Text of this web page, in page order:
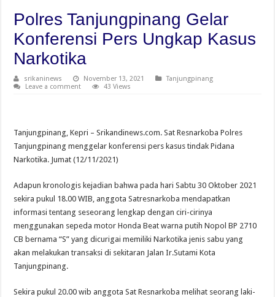
Polres Tanjungpinang Gelar
Konferensi Pers Ungkap Kasus
Narkotika
srikaninews November 13, 2021
Tanjungpinang
Leave a comment
43 Views
Tanjungpinang, Kepri – Srikandinews.com. Sat Resnarkoba Polres
Tanjungpinang menggelar konferensi pers kasus tindak Pidana
Narkotika. Jumat (12/11/2021)
Adapun kronologis kejadian bahwa pada hari Sabtu 30 Oktober 2021
sekira pukul 18.00 WIB, anggota Satresnarkoba mendapatkan
informasi tentang seseorang lengkap dengan ciri-cirinya
menggunakan sepeda motor Honda Beat warna putih Nopol BP 2710
CB bernama “S” yang dicurigai memiliki Narkotika jenis sabu yang
akan melakukan transaksi di sekitaran Jalan Ir.Sutami Kota
Tanjungpinang.
Sekira pukul 20.00 wib anggota Sat Resnarkoba melihat seorang laki-